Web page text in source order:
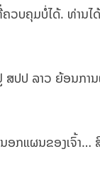
ຄວບຄຸມບໍ່ໄດ້. ທ່
ປປ ລາວ ຍ້ອນກ
ກແຜນຂອງເຈົ້າ